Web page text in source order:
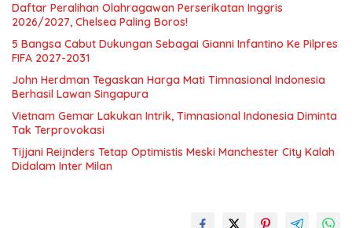
Daftar Peralihan Olahragawan Perserikatan Inggris
2026/2027, Chelsea Paling Boros!
5 Bangsa Cabut Dukungan Sebagai Gianni Infantino Ke Pilpres
FIFA 2027-2031
John Herdman Tegaskan Harga Mati Timnasional Indonesia
Berhasil Lawan Singapura
Vietnam Gemar Lakukan Intrik, Timnasional Indonesia Diminta
Tak Terprovokasi
Tijjani Reijnders Tetap Optimistis Meski Manchester City Kalah
Didalam Inter Milan